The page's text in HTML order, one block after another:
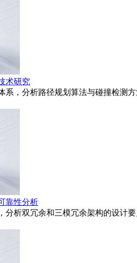
术研究
系，分析路径规划算法与碰撞检测
靠性分析
分析双冗余和三模冗余架构的设计